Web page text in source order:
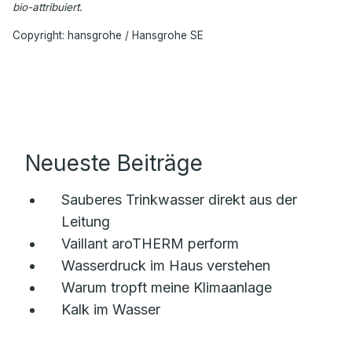
bio-attribuiert.
Copyright: hansgrohe / Hansgrohe SE
Neueste Beiträge
Sauberes Trinkwasser direkt aus der
Leitung
Vaillant aroTHERM perform
Wasserdruck im Haus verstehen
Warum tropft meine Klimaanlage
Kalk im Wasser